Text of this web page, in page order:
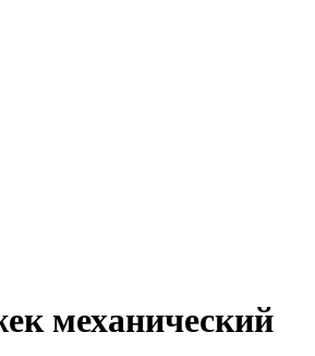
механический